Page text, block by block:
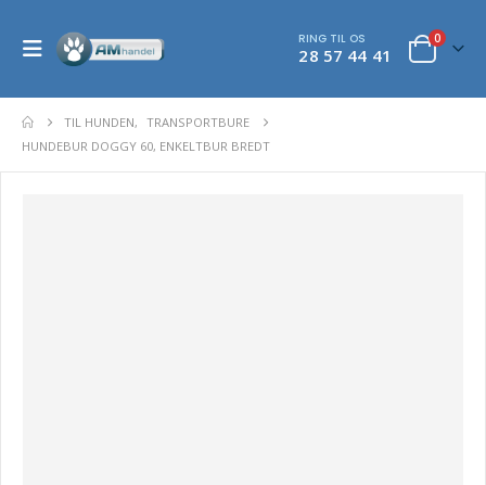
RING TIL OS
28 57 44 41
0
TIL HUNDEN,
TRANSPORTBURE
HUNDEBUR DOGGY 60, ENKELTBUR BREDT